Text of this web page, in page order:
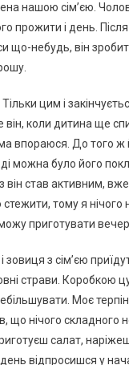
нашою сім’єю.
прожити і день.
що-небудь, він
цим і
коли дитина ще
впораюся. До того
можна було його
став активним,
тому я
приготувати
зовиця з сім’єю
страви. Коробкою
Моє
що нічого
салат,
відпросишся у